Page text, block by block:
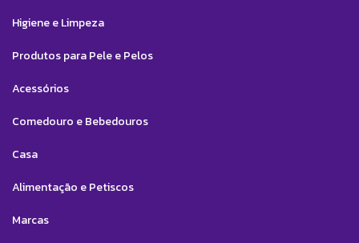
Higiene e Limpeza
Produtos para Pele e Pelos
Acessórios
Comedouro e Bebedouros
Casa
Alimentação e Petiscos
Marcas